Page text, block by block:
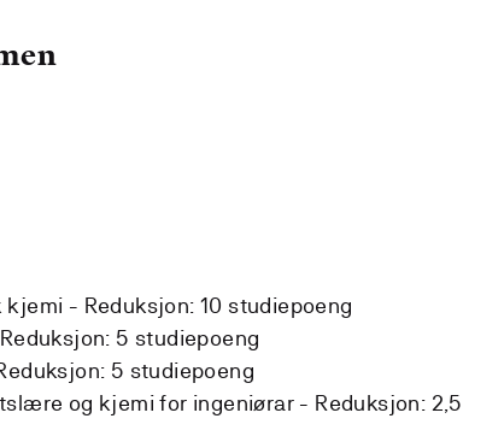
kjemi - Reduksjon: 10 studiepoeng
Reduksjon: 5 studiepoeng
5 studiepoeng
og kjemi for ingeniørar - Reduksjon: 2,5